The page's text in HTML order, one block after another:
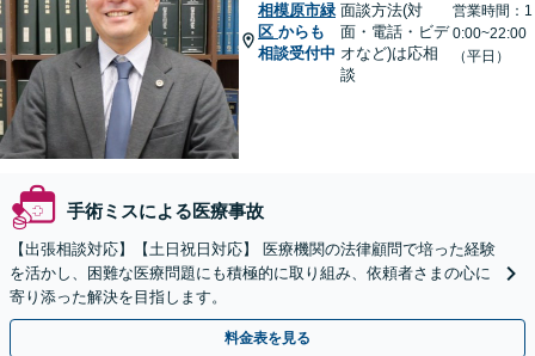
相模原市緑
区 からも
相談受付中
面談方法(対
面・電話・ビデ
オなど)は応相
談
営業時間：1
0:00~22:00
（平日）
手術ミスによる医療事故
【出張相談対応】【土日祝日対応】 医療機関の法律顧問で培った経験
を活かし、困難な医療問題にも積極的に取り組み、依頼者さまの心に
寄り添った解決を目指します。
料金表を見る